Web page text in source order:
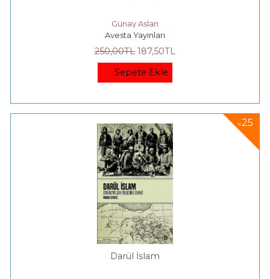
Günay Aslan
Avesta Yayınları
250,00TL 187,50TL
Sepete Ekle
%25
Darül İslam